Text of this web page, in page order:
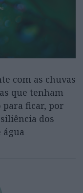
com as chuvas
que tenham
para ficar, por
dos
água